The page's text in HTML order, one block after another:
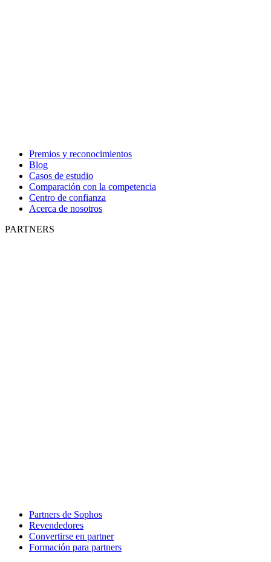
Premios y reconocimientos
Blog
Casos de estudio
Comparación con la competencia
Centro de confianza
Acerca de nosotros
PARTNERS
Partners de Sophos
Revendedores
Convertirse en partner
Formación para partners